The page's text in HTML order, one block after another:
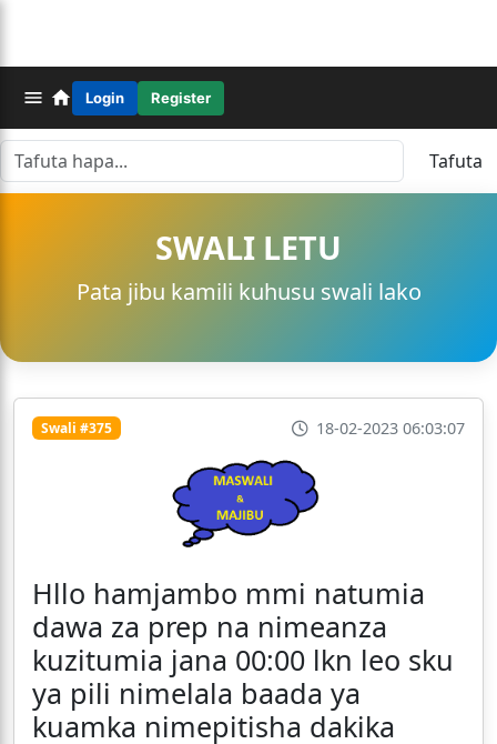
Login Register
Tafuta
SWALI LETU
Pata jibu kamili kuhusu swali lako
Swali #375 18-02-2023 06:03:07
Hllo hamjambo mmi natumia
dawa za prep na nimeanza
kuzitumia jana 00:00 lkn leo sku
ya pili nimelala baada ya
kuamka nimepitisha dakika